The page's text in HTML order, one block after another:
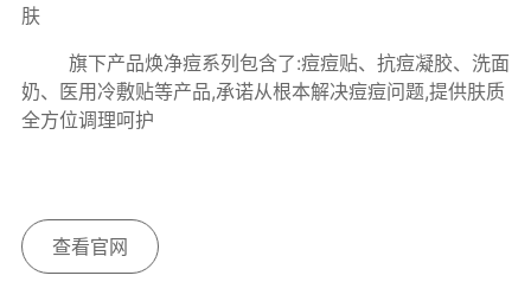
肤
旗下产品焕净痘系列包含了:痘痘贴、抗痘凝胶、洗面
奶、医用冷敷贴等产品,承诺从根本解决痘痘问题,提供肤质
全方位调理呵护
查看官网